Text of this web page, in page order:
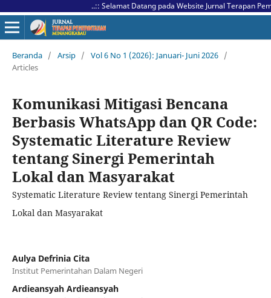
..:: Selamat Datang pada Website Jurnal Terapan
Beranda / Arsip / Vol 6 No 1 (2026): Januari- Juni 2026 /
Articles
Komunikasi Mitigasi Bencana
Berbasis WhatsApp dan QR Code:
Systematic Literature Review
tentang Sinergi Pemerintah
Lokal dan Masyarakat
Systematic Literature Review tentang Sinergi Pemerintah
Lokal dan Masyarakat
Aulya Defrinia Cita
Institut Pemerintahan Dalam Negeri
Ardieansyah Ardieansyah